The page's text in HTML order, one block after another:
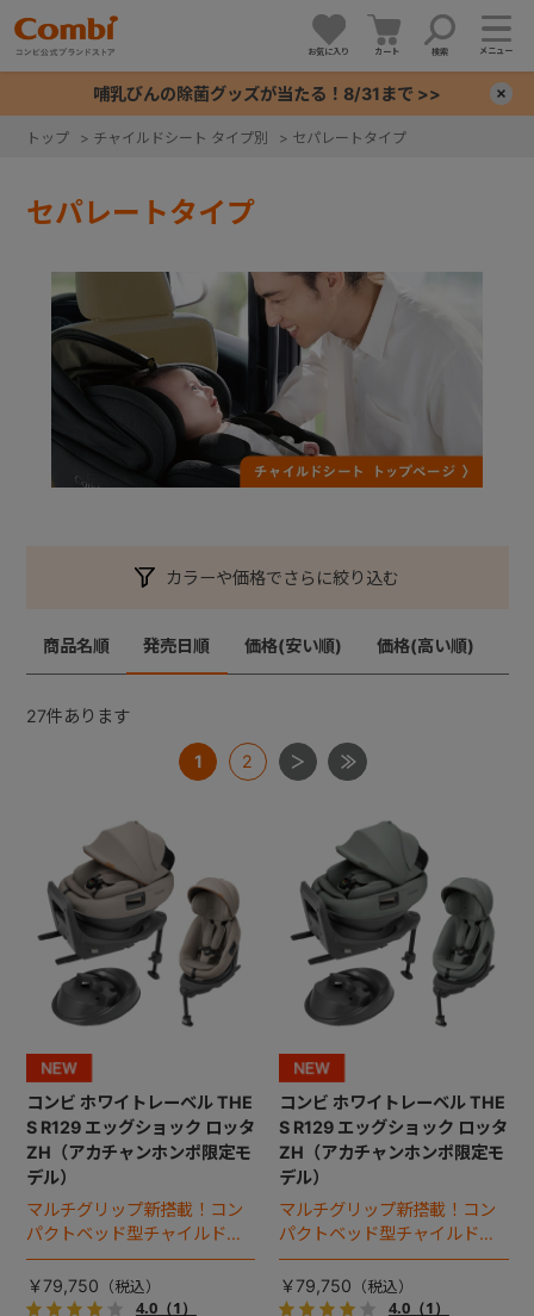
お気に入り カート 検索 メニュー
哺乳びんの除菌グッズが当たる！8/31まで >>
セパレートタイプ
カラーや価格でさらに絞り込む
商品名順 発売日順 価格(安い順) 価格(高い順)
27件あります
1 2
コンビ ホワイトレーベル THE
S R129 エッグショック ロッタ
ZH（アカチャンホンポ限定モ
デル）
マルチグリップ新搭載！コン
パクトベッド型チャイルドシ
ート（2026年モデル）。
￥79,750
4.0（1）
コンビ ホワイトレーベル THE
S R129 エッグショック ロッタ
ZH（アカチャンホンポ限定モ
デル）
マルチグリップ新搭載！コン
パクトベッド型チャイルドシ
ート（2026年モデル）。
￥79,750
4.0（1）
トップ > チャイルドシート タイプ別 > セパレートタイプ